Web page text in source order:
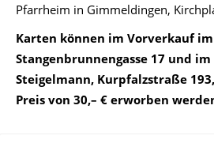
Pfarrheim in Gimmeldingen,
Karten können im Vorverkauf
Stangenbrunnengasse 17 und
Steigelmann, Kurpfalzstraße
Preis von 30,– € erworben